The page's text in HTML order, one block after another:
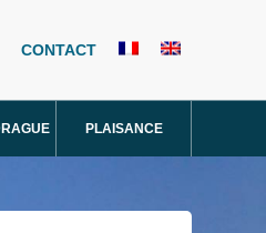
CONTACT
PLAISANCE